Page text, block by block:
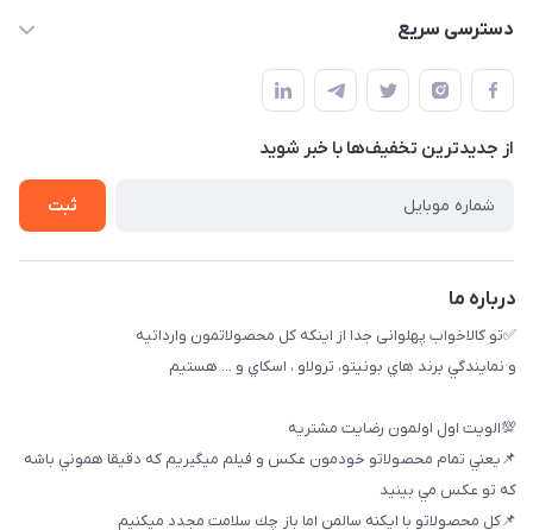
09174090037
09174090035
بوشهر ، بندر ديلم، خيابان ساحلي ، بازار كويتي، روبرو شيلات
پنجمين فروشگاه كالاخواب پهلواني
دسترسی سریع
حساب کاربری
راهنماي خريد
لیست محصولات
تماس با ما
از جدید‌ترین تخفیف‌ها با‌ خبر شوید
ثبت
درباره ما
✅تو كالاخواب پهلوانى جدا از اينكه كل محصولاتمون وارداتيه
و نمايندگي برند هاي بونيتو، ترولاو ، اسكاي و ... هستيم
💯الويت اول اولمون رضايت مشتريه
📌يعني تمام محصولاتو خودمون عكس و فيلم ميگيريم كه دقيقا هموني باشه
كه تو عكس مي بينيد
📌كل محصولاتو با ايكنه سالمن اما باز چك سلامت مجدد ميكنيم